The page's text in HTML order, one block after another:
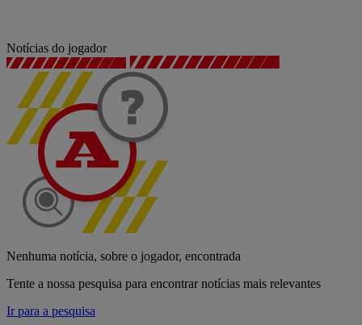
Notícias do jogador
Nenhuma notícia, sobre o jogador, encontrada
Tente a nossa pesquisa para encontrar notícias mais relevantes
Ir para a pesquisa